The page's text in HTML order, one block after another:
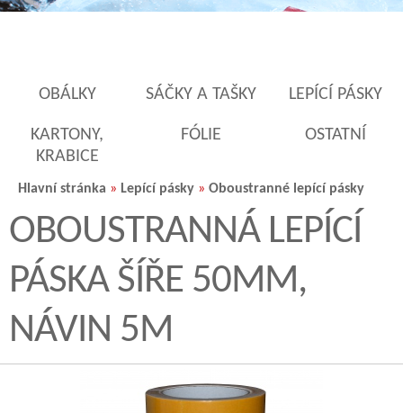
OBÁLKY SÁČKY A TAŠKY LEPÍCÍ PÁSKY
KARTONY,
KRABICE
FÓLIE OSTATNÍ
Hlavní stránka » Lepící pásky » Oboustranné lepící pásky
OBOUSTRANNÁ LEPÍCÍ
PÁSKA ŠÍŘE 50MM,
NÁVIN 5M